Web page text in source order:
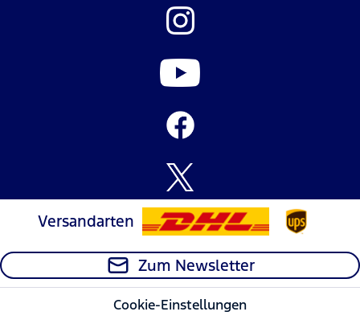
Versandarten
Zum Newsletter
Cookie-Einstellungen